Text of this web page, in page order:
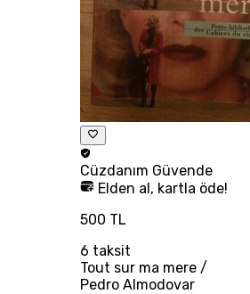
Cüzdanım Güvende
Elden al, kartla öde!
500 TL
6 taksit
Tout sur ma mere /
Pedro Almodovar